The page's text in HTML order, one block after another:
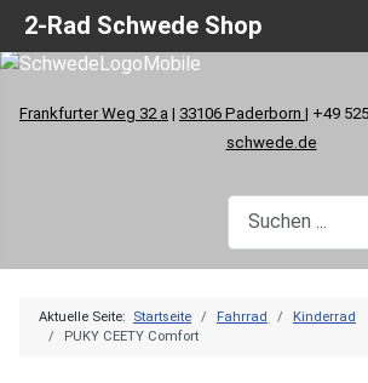
Frankfurter Weg 32 a | 33106 Paderborn | +49
schwede.de
Aktuelle Seite: Startseite Fahrrad
Kinderrad
PUKY CEETY Comfort
2-Rad Schwede Shop